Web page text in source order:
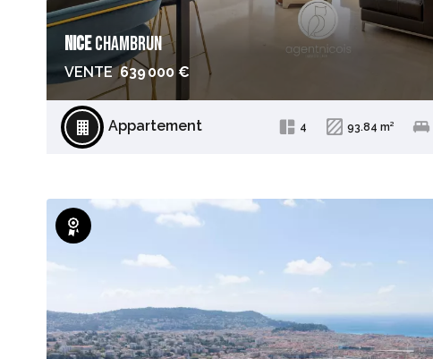
NICECHAMBRUN
VENTE 639 000 €
Appartement 4 93.84 m²